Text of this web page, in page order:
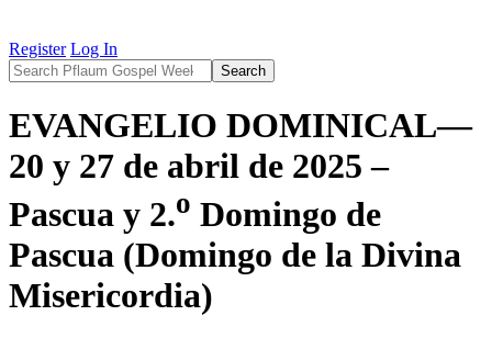
Register Log In
Search
EVANGELIO DOMINICAL—
20 y 27 de abril de 2025 –
Pascua y 2.o Domingo de
Pascua (Domingo de la Divina
Misericordia)